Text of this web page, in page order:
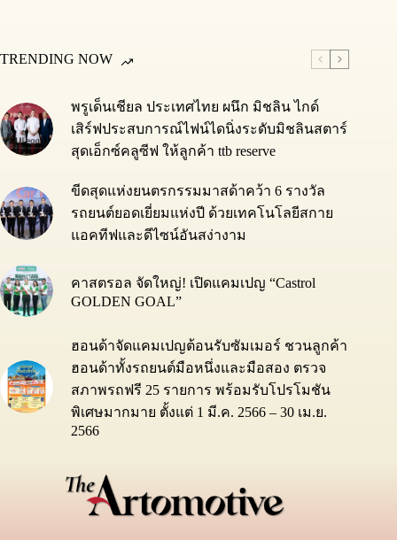
TRENDING NOW
พรูเด็นเชียล ประเทศไทย ผนึก มิชลิน ไกด์
เสิร์ฟประสบการณ์ไฟน์ไดนิ่งระดับมิชลินสตาร์
สุดเอ็กซ์คลูซีฟ ให้ลูกค้า ttb reserve
ขีดสุดแห่งยนตรกรรมมาสด้าคว้า 6 รางวัล
รถยนต์ยอดเยี่ยมแห่งปี ด้วยเทคโนโลยีสกาย
แอคทีฟและดีไซน์อันสง่างาม
คาสตรอล จัดใหญ่! เปิดแคมเปญ “Castrol
GOLDEN GOAL”
ฮอนด้าจัดแคมเปญต้อนรับซัมเมอร์ ชวนลูกค้า
ฮอนด้าทั้งรถยนต์มือหนึ่งและมือสอง ตรวจ
สภาพรถฟรี 25 รายการ พร้อมรับโปรโมชัน
พิเศษมากมาย ตั้งแต่ 1 มี.ค. 2566 – 30 เม.ย.
2566